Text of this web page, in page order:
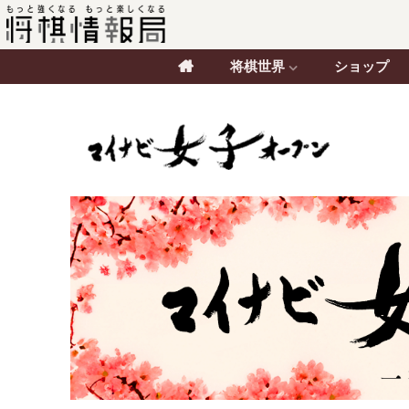
将棋世界 ショップ